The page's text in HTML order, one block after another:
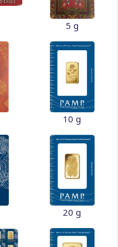
5 g
10 g
20 g